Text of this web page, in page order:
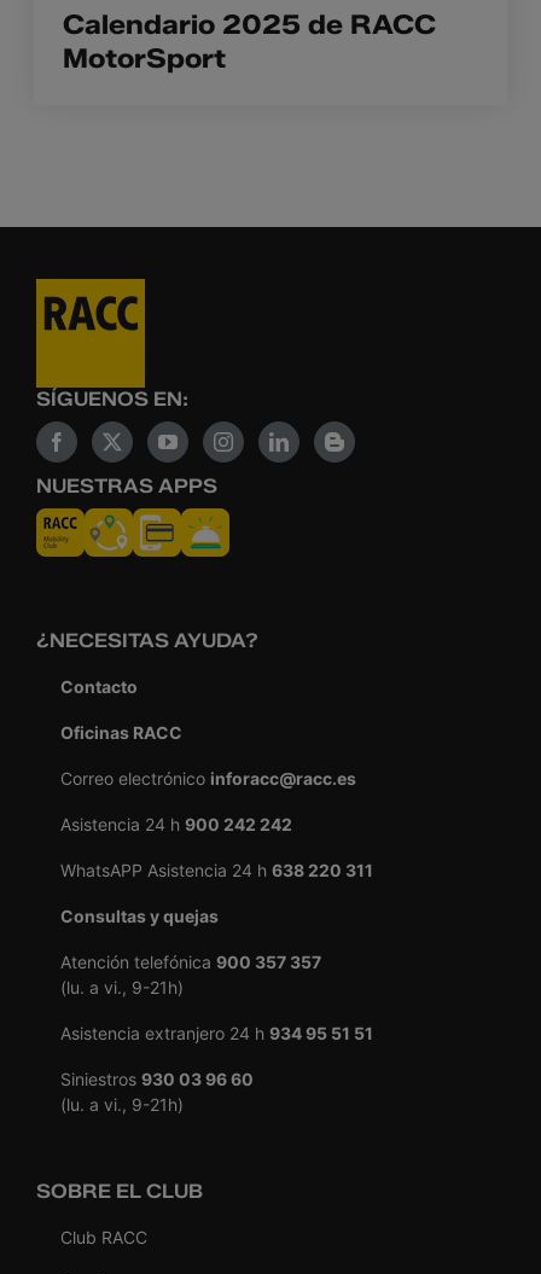
Calendario 2025 de RACC
MotorSport
SÍGUENOS EN:
NUESTRAS APPS
¿NECESITAS AYUDA?
Contacto
Oficinas RACC
Correo electrónico inforacc@racc.es
Asistencia 24 h 900 242 242
WhatsAPP Asistencia 24 h 638 220 311
Consultas y quejas
Atención telefónica 900 357 357
(lu. a vi., 9-21h)
Asistencia extranjero 24 h 934 95 51 51
Siniestros 930 03 96 60
(lu. a vi., 9-21h)
SOBRE EL CLUB
Club RACC